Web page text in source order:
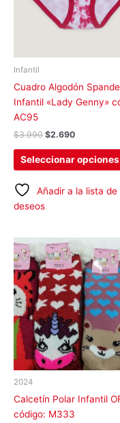
Infantil
Cuadro Algodón
Infantil «Lady Genny»
AC95
$3.990 $2.690
Seleccionar opciones
Añadir a la lista de
deseos
2024
Calcetín Polar Infantil
código: M333
El
precio
original
era:
$2.990.
precio
actual
es:
$1.490.